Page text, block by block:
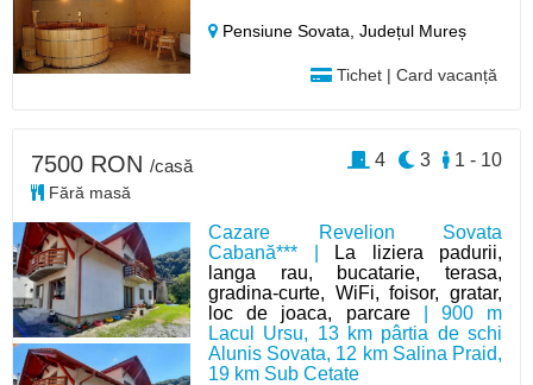
Pensiune Sovata,Județul Mureș
Tichet | Card vacanță
Cazare Revelion Sovata
Cabană*** |
La liziera padurii,
langa rau, bucatarie, terasa,
gradina-curte, WiFi, foisor, gratar,
loc de joaca, parcare| 900 m
Lacul Ursu, 13 km pârtia de schi
Alunis Sovata, 12 km Salina Praid,
19 km Sub Cetate
7500 RON /casă
Fără masă
1 - 10
3
4